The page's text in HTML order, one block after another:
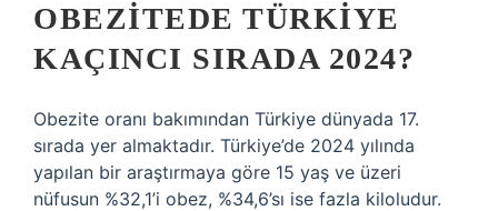
OBEZITEDE TÜRKIYE
KAÇINCI SIRADA 2024?
Obezite oranı bakımından Türkiye dünyada 17.
sırada yer almaktadır. Türkiye’de 2024 yılında
yapılan bir araştırmaya göre 15 yaş ve üzeri
nüfusun %32,1’i obez, %34,6’sı ise fazla kiloludur.